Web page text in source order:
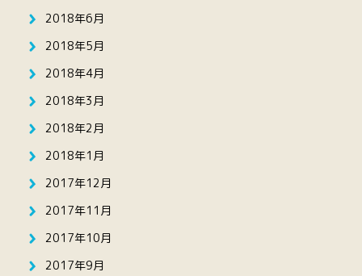
2018年6月
2018年5月
2018年4月
2018年3月
2018年2月
2018年1月
2017年12月
2017年11月
2017年10月
2017年9月